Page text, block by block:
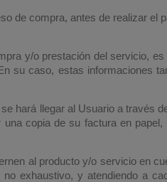
de compra, antes de realizar el
y/o prestación del servicio,
su caso, estas informaciones
hará llegar al Usuario a través
copia de su factura en papel,
al producto y/o servicio en
exhaustivo, y atendiendo a